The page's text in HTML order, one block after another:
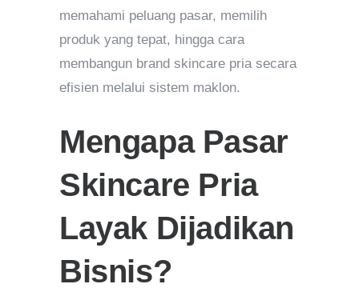
memahami peluang pasar, memilih
produk yang tepat, hingga cara
membangun brand skincare pria secara
efisien melalui sistem maklon.
Mengapa Pasar
Skincare Pria
Layak Dijadikan
Bisnis?